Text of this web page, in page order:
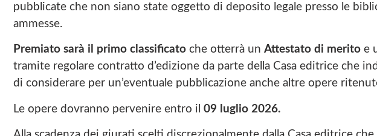
pubblicate che non siano state oggetto di deposito legale presso le
ammesse.
Premiato sarà il primo classificato che otterrà un Attestato di merito e
tramite regolare contratto d’edizione da parte della Casa editrice che
di considerare per un’eventuale pubblicazione anche altre opere
Le opere dovranno pervenire entro il 09 luglio 2026.